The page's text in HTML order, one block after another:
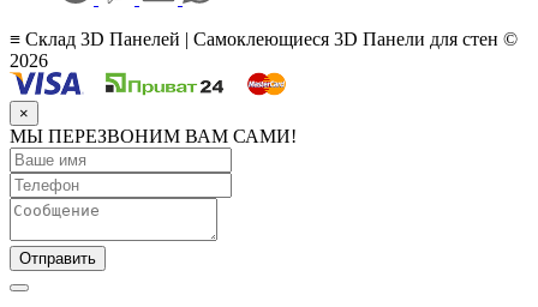
≡ Склад 3D Панелей | Самоклеющиеся 3D Панели для стен ©
2026
×
МЫ ПЕРЕЗВОНИМ ВАМ САМИ!
Отправить